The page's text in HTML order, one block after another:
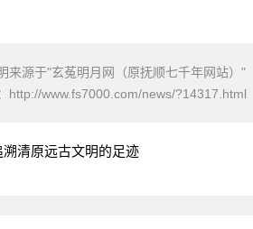
来源于"玄菟明月网（原抚顺七千年网站）"
http://www.fs7000.com/news/?14317.html
溯清原远古文明的足迹